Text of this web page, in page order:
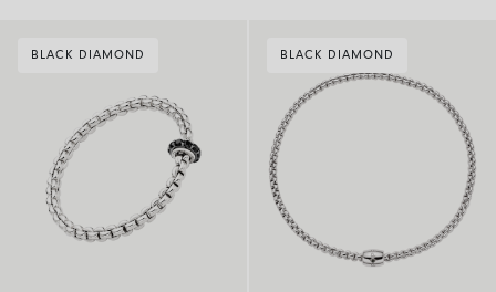
BLACK DIAMOND BLACK DIAMOND